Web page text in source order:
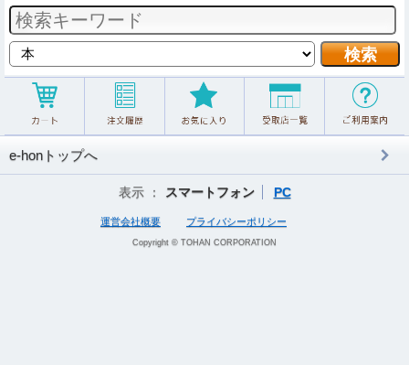
e-honトップへ
表示 ： スマートフォン PC
運営会社概要 プライバシーポリシー
Copyright © TOHAN CORPORATION